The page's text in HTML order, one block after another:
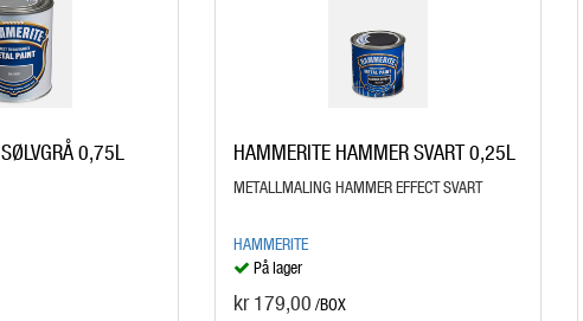
0,75L HAMMERITE HAMMER SVART 0,25L
METALLMALING HAMMER EFFECT SVART
HAMMERITE
På lager
kr 179,00 /BOX